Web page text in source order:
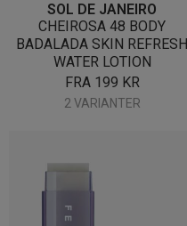
SOL DE JANEIRO
CHEIROSA 48 BODY
BADALADA SKIN REFRESH
WATER LOTION
FRA 199 KR
2 VARIANTER